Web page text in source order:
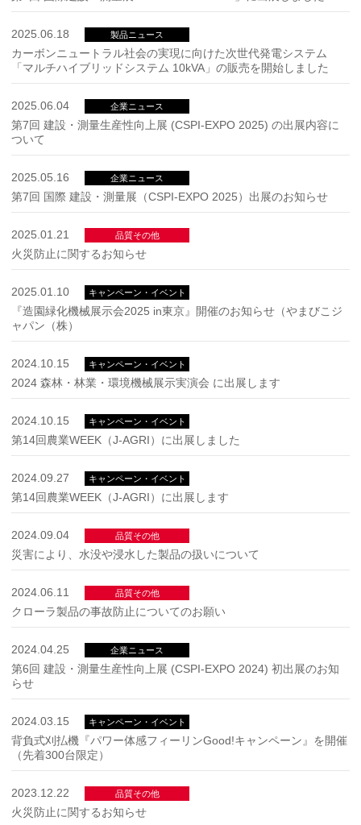
2025.06.18 製品ニュース
カーボンニュートラル社会の実現に向けた次世代発電システム
「マルチハイブリッドシステム 10kVA」の販売を開始しました
2025.06.04 企業ニュース
第7回 建設・測量生産性向上展 (CSPI-EXPO 2025) の出展内容に
ついて
2025.05.16 企業ニュース
第7回 国際 建設・測量展（CSPI-EXPO 2025）出展のお知らせ
2025.01.21 品質その他
火災防止に関するお知らせ
2025.01.10 キャンペーン・イベント
『造園緑化機械展示会2025 in東京』開催のお知らせ（やまびこジ
ャパン（株）
2024.10.15 キャンペーン・イベント
2024 森林・林業・環境機械展示実演会 に出展します
2024.10.15 キャンペーン・イベント
第14回農業WEEK（J-AGRI）に出展しました
2024.09.27 キャンペーン・イベント
第14回農業WEEK（J-AGRI）に出展します
2024.09.04 品質その他
災害により、水没や浸水した製品の扱いについて
2024.06.11 品質その他
クローラ製品の事故防止についてのお願い
2024.04.25 企業ニュース
第6回 建設・測量生産性向上展 (CSPI-EXPO 2024) 初出展のお知
らせ
2024.03.15 キャンペーン・イベント
背負式刈払機『パワー体感フィーリンGood!キャンペーン』を開催
（先着300台限定）
2023.12.22 品質その他
火災防止に関するお知らせ